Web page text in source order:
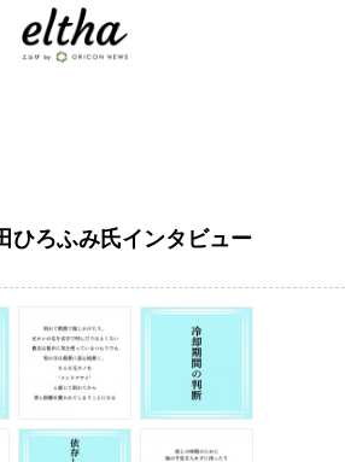
ひろふみ氏インタビュー